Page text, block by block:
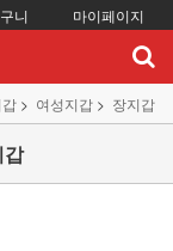
니 마이페이지
여성지갑 장지갑